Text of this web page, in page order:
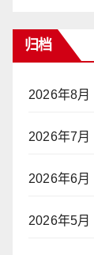
归档
2026年8月
2026年7月
2026年6月
2026年5月